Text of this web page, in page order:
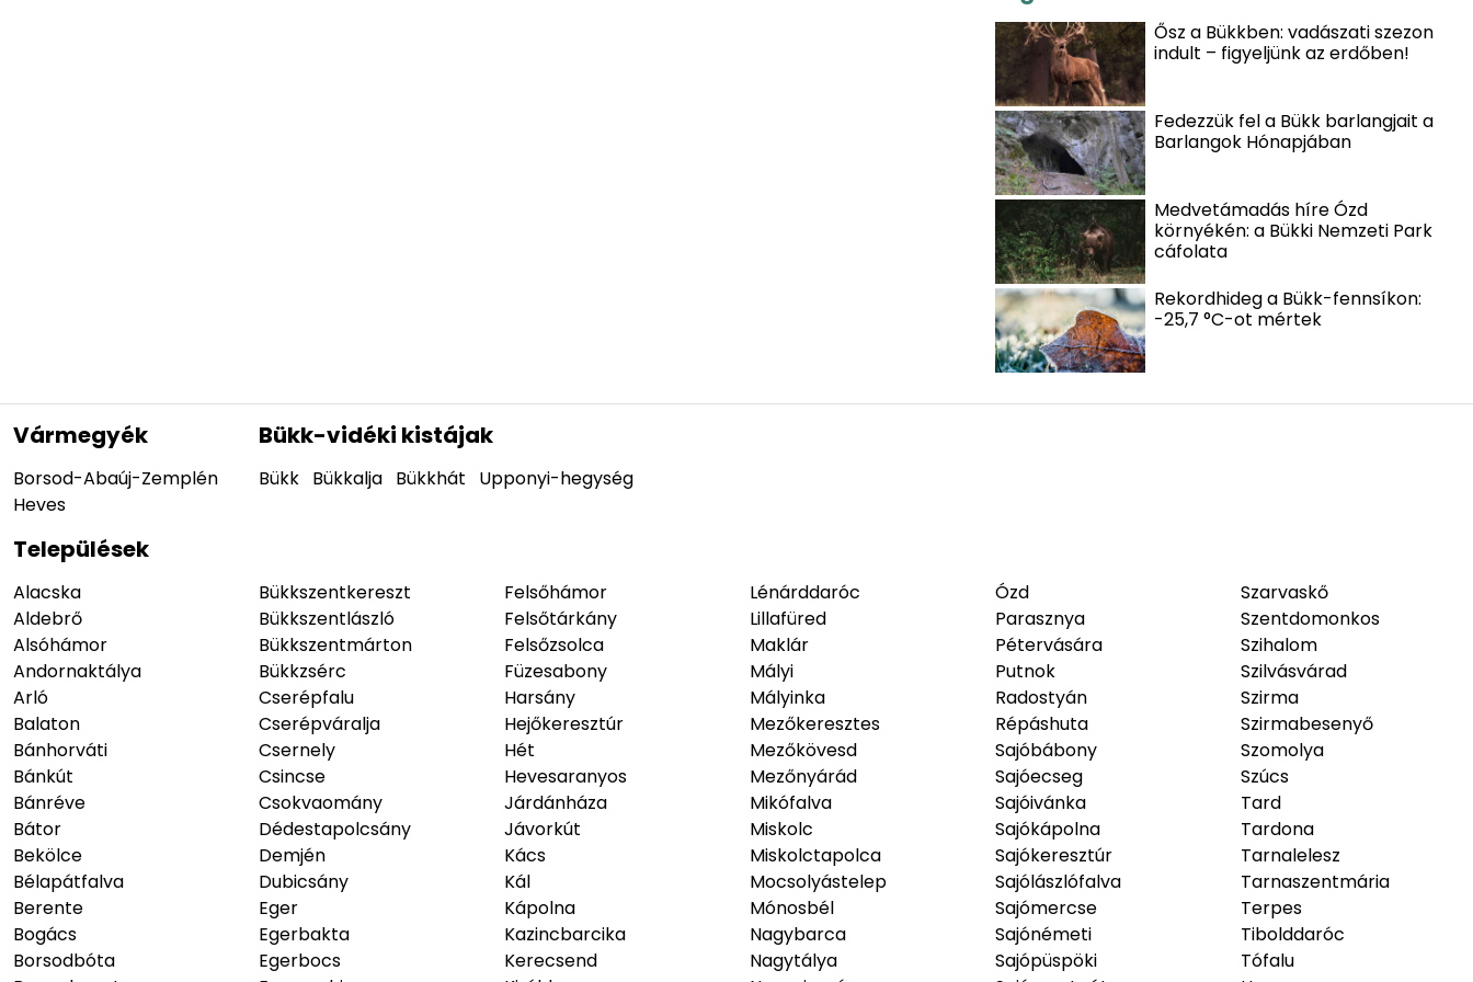
Ősz a Bükkben: vadászati szezon
indult – figyeljünk az erdőben!
Fedezzük fel a Bükk barlangjait a
Barlangok Hónapjában
Medvetámadás híre Ózd
környékén: a Bükki Nemzeti Park
cáfolata
Rekordhideg a Bükk-fennsíkon:
-25,7 °C-ot mértek
Vármegyék
Borsod-Abaúj-Zemplén
Heves
Bükk-vidéki kistájak
Bükk Bükkalja Bükkhát Upponyi-hegység
Települések
Alacska
Aldebrő
Alsóhámor
Andornaktálya
Arló
Balaton
Bánhorváti
Bánkút
Bánréve
Bátor
Bekölce
Bélapátfalva
Berente
Bogács
Borsodbóta
Bükkszentkereszt
Bükkszentlászló
Bükkszentmárton
Bükkzsérc
Cserépfalu
Cserépváralja
Csernely
Csincse
Csokvaomány
Dédestapolcsány
Demjén
Dubicsány
Eger
Egerbakta
Egerbocs
Felsőhámor
Felsőtárkány
Felsőzsolca
Füzesabony
Harsány
Hejőkeresztúr
Hét
Hevesaranyos
Járdánháza
Jávorkút
Kács
Kál
Kápolna
Kazincbarcika
Kerecsend
Lénárddaróc
Lillafüred
Maklár
Mályi
Mályinka
Mezőkeresztes
Mezőkövesd
Mezőnyárád
Mikófalva
Miskolc
Miskolctapolca
Mocsolyástelep
Mónosbél
Nagybarca
Nagytálya
Ózd
Parasznya
Pétervására
Putnok
Radostyán
Répáshuta
Sajóbábony
Sajóecseg
Sajóivánka
Sajókápolna
Sajókeresztúr
Sajólászlófalva
Sajómercse
Sajónémeti
Sajópüspöki
Szarvaskő
Szentdomonkos
Szihalom
Szilvásvárad
Szirma
Szirmabesenyő
Szomolya
Szúcs
Tard
Tardona
Tarnalelesz
Tarnaszentmária
Terpes
Tibolddaróc
Tófalu